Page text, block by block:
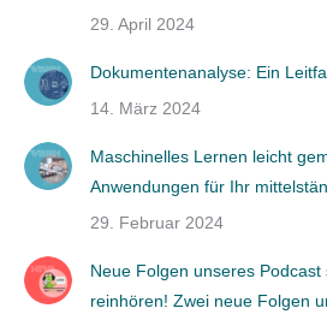
29. April 2024
Dokumentenanalyse: Ein
14. März 2024
Maschinelles Lernen leicht
Anwendungen für Ihr
29. Februar 2024
Neue Folgen unseres
reinhören! Zwei neue Folgen